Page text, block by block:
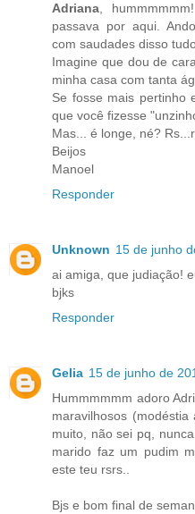
Adriana,
passava por aqui.
com saudades disso
Imagine que dou de
minha casa com tanta
Se fosse mais pertinho
que você fizesse
Mas... é longe, né?
Beijos
Manoel
Responder
Unknown 15 de junho
ai amiga, que judiação!
bjks
Responder
Gelia 15 de junho de
Hummmmmm adoro
maravilhosos
muito, não sei pq,
marido faz um pudim
este teu rsrs..
Bjs e bom final de